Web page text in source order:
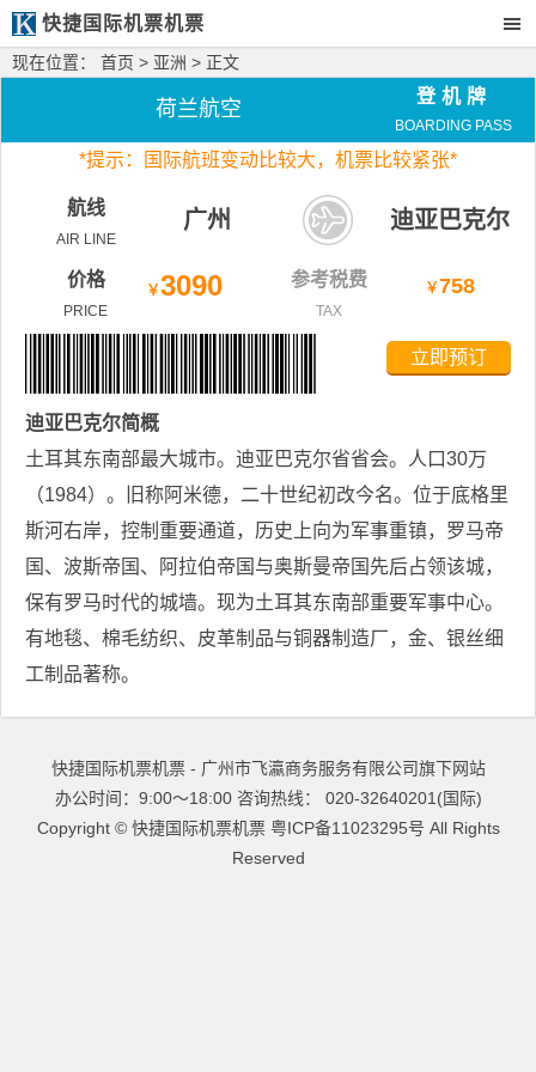
快捷国际机票机票
现在位置： 首页 > 亚洲 > 正文
荷兰航空
登机牌
BOARDING PASS
*提示：国际航班变动比较大， 机票比较紧张*
航线
AIR LINE
广州 迪亚巴克尔
价格
PRICE
￥3090 参考税费
TAX
￥758
立即预订
迪亚巴克尔简概
土耳其东南部最大城市。迪亚巴克尔省省会。人口30万
（1984）。旧称阿米德，二十世纪初改今名。位于底格里
斯河右岸，控制重要通道，历史上向为军事重镇，罗马帝
国、波斯帝国、阿拉伯帝国与奥斯曼帝国先后占领该城，
保有罗马时代的城墙。现为土耳其东南部重要军事中心。
有地毯、棉毛纺织、皮革制品与铜器制造厂，金、银丝细
工制品著称。
快捷国际机票机票 - 广州市飞瀛商务服务有限公司旗下网站
办公时间：9:00～18:00 咨询热线： 020-32640201(国际)
Copyright © 快捷国际机票机票 粤ICP备11023295号 All Rights
Reserved